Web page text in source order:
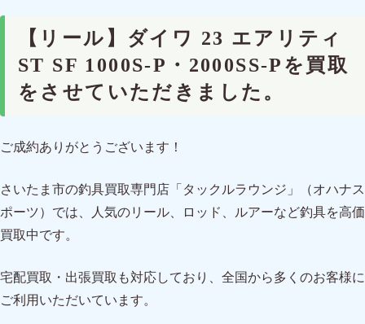
【リール】ダイワ 23 エアリティ
ST SF 1000S-P・2000SS-Pを買取
をさせていただきました。
ご成約ありがとうございます！
さいたま市の釣具買取専門店「タックルラウンジ」（オハナス
ポーツ）では、人気のリール、ロッド、ルアーなど釣具を高価
買取中です。
宅配買取・出張買取も対応しており、全国から多くのお客様に
ご利用いただいています。